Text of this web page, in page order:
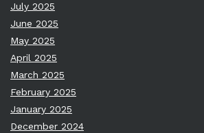
July 2025
June 2025
May 2025
April 2025
March 2025
February 2025
January 2025
December 2024